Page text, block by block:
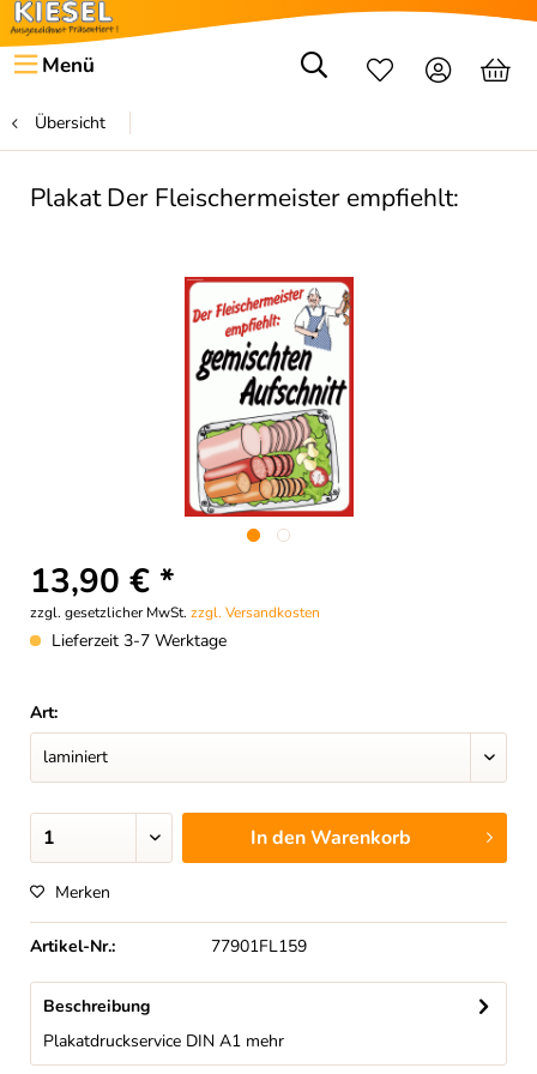
Menü
Übersicht
Plakat Der Fleischermeister empfiehlt:
13,90 € *
zzgl. gesetzlicher MwSt. zzgl. Versandkosten
Lieferzeit 3-7 Werktage
Art:
In denWarenkorb
Merken
Artikel-Nr.: 77901FL159
Beschreibung
Plakatdruckservice DIN A1 mehr